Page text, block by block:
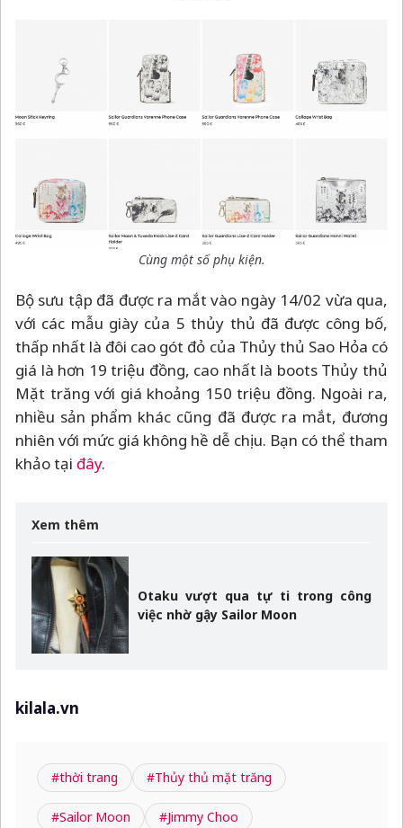
Cùng một số phụ kiện.
Bộ sưu tập đã được ra mắt vào ngày 14/02 vừa qua,
với các mẫu giày của 5 thủy thủ đã được công bố,
thấp nhất là đôi cao gót đỏ của Thủy thủ Sao Hỏa có
giá là hơn 19 triệu đồng, cao nhất là boots Thủy thủ
Mặt trăng với giá khoảng 150 triệu đồng. Ngoài ra,
nhiều sản phẩm khác cũng đã được ra mắt, đương
nhiên với mức giá không hề dễ chịu. Bạn có thể tham
khảo tại đây.
Xem thêm
Otaku vượt qua tự ti trong công
việc nhờ gậy Sailor Moon
kilala.vn
#thời trang #Thủy thủ mặt trăng
#Sailor Moon #Jimmy Choo